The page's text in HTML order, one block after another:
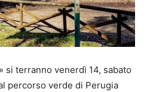
si terranno venerdì 14, sabato
percorso verde di Perugia